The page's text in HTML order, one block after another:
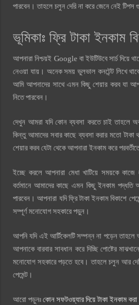
পারবেন। তাহলে চলুন দেরি না করে জেনে নেই টিপস
ভূমিকাঃ ফ্রি টাকা ইনকাম
আপনারা নিশ্চয়ই Google বা ইউটিউবে সার্চ দিয়ে
নেওয়া যায়। অনেক সময় ভুলভাল কনটেন্ট লিখে
আমি আপনাদের সাথে এমন কিছু শেয়ার করব যা
নিতে পারবেন।
দেখুন আমরা যদি কোন ব্যবসা করতে চাই তাহলে
কিন্তু আমাদের সবার কাছে ব্যবসা করার মতো
শেয়ার করব যেটা থেকে আপনারা ইনকাম করে
ইচ্ছে করলে আপনারা মেধা খাটিয়ে সময়কে কাজে
বর্তমানে আমাদের কাছে এমন কিছু ইনকাম
পারবেন। আপনারা যদি ফ্রি টাকা ইনকাম বিকাশে
সম্পূর্ণ মনোযোগ সহকারে পড়ুন।
আপনি যদি এই আর্টিকেলটি সম্পন্ন না পড়েন
আপনাকে বারবার সাবধান করে দিচ্ছি পোষ্টের
মনোযোগ সহকারে পড়তে হবে। তাহলে চলুন আর
পেমেন্ট।
আরো পড়ুনঃকোন সফটওয়্যার দিয়ে টাকা ইনকাম করা